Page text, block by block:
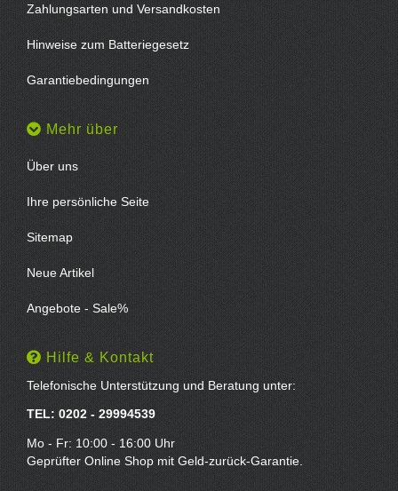
Zahlungsarten und Versandkosten
Hinweise zum Batteriegesetz
Garantiebedingungen
Mehr über
Über uns
Ihre persönliche Seite
Sitemap
Neue Artikel
Angebote - Sale%
Hilfe & Kontakt
Telefonische Unterstützung und Beratung unter:
TEL: 0202 - 29994539
Mo - Fr: 10:00 - 16:00 Uhr
Geprüfter Online Shop mit Geld-zurück-Garantie.